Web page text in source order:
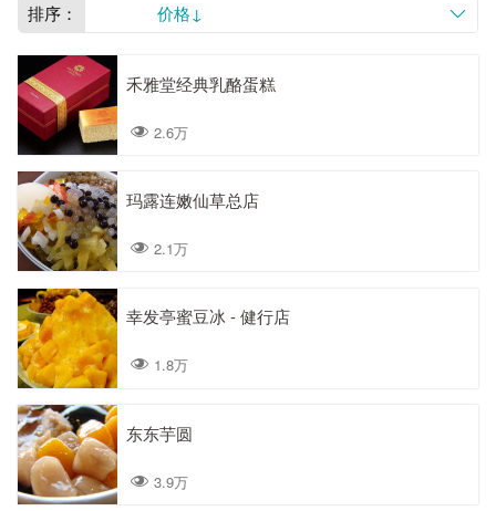
排序： 价格↓
禾雅堂经典乳酪蛋糕
2.6万
玛露连嫩仙草总店
2.1万
幸发亭蜜豆冰 - 健行店
1.8万
东东芋圆
3.9万